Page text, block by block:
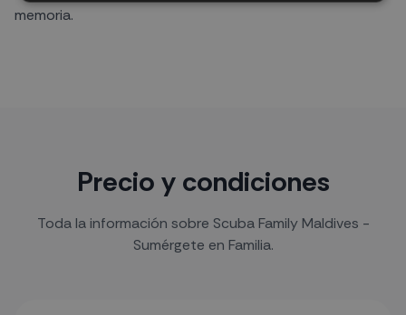
memoria.
Precio y condiciones
Toda la información sobre Scuba Family Maldives -
Sumérgete en Familia.